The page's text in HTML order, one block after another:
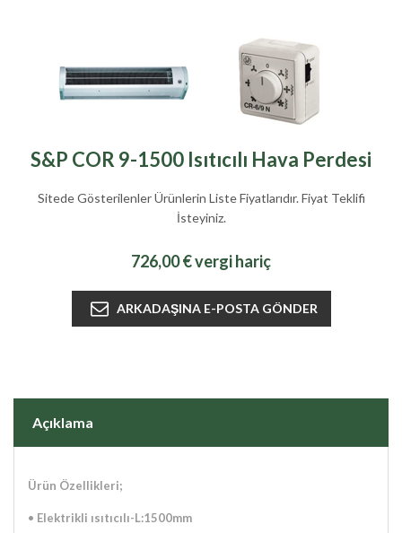
S&P COR 9-1500 Isıtıcılı Hava Perdesi
Sitede Gösterilenler Ürünlerin Liste Fiyatlarıdır. Fiyat Teklifi
İsteyiniz.
726,00 € vergi hariç
Açıklama
Ürün Özellikleri;
• Elektrikli ısıtıcılı-L:1500mm